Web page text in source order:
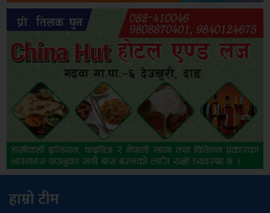
हाम्रो टीम